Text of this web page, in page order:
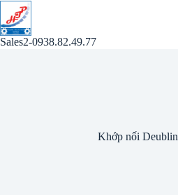
Chuyển
đến
phần
nội
Sales2-0938.82.49.77
Khớp nối Deublin